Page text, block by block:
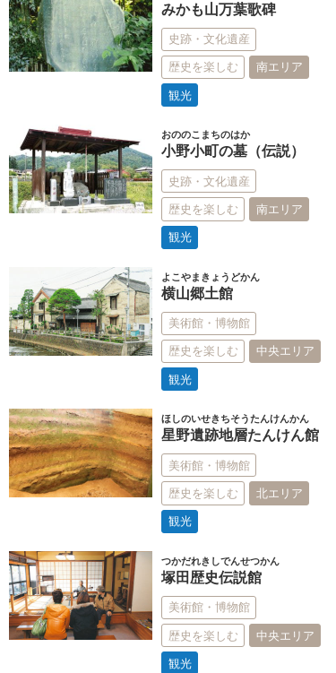
みかも山万葉歌碑
史跡・文化遺産
歴史を楽しむ 南エリア
観光
おののこまちのはか
小野小町の墓（伝説）
史跡・文化遺産
歴史を楽しむ 南エリア
観光
よこやまきょうどかん
横山郷土館
美術館・博物館
歴史を楽しむ 中央エリア
観光
ほしのいせきちそうたんけんかん
星野遺跡地層たんけん館
美術館・博物館
歴史を楽しむ 北エリア
観光
つかだれきしでんせつかん
塚田歴史伝説館
美術館・博物館
歴史を楽しむ 中央エリア
観光